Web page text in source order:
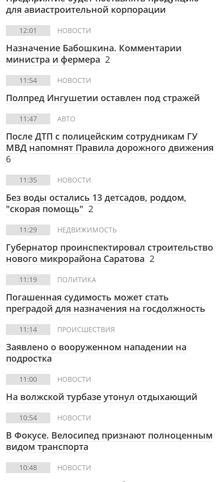
для авиастроительной корпорации
12:01 НОВОСТИ
Назначение Бабошкина. Комментарии
министра и фермера 2
11:54 НОВОСТИ
Полпред Ингушетии оставлен под стражей
11:47 АВТО
После ДТП с полицейским сотрудникам ГУ
МВД напомнят Правила дорожного движения
6
11:35 НОВОСТИ
Без воды остались 13 детсадов, роддом,
"скорая помощь" 2
11:29 НЕДВИЖИМОСТЬ
Губернатор проинспектировал строительство
нового микрорайона Саратова 2
11:19 ПОЛИТИКА
Погашенная судимость может стать
преградой для назначения на госдолжность
11:14 ПРОИСШЕСТВИЯ
Заявлено о вооруженном нападении на
подростка
11:00 НОВОСТИ
На волжской турбазе утонул отдыхающий
10:54 НОВОСТИ
В Фокусе. Велосипед признают полноценным
видом транспорта
10:48 НОВОСТИ